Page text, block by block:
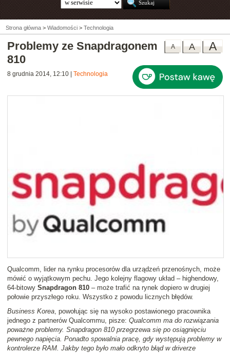
Strona główna > Wiadomości > Technologia
A
A
A
Problemy ze Snapdragonem
810
8 grudnia 2014, 12:10 Technologia
Qualcomm, lider na rynku procesorów dla urządzeń przenośnych, może
mówić o wyjątkowym pechu. Jego kolejny flagowy układ – highendowy,
64-bitowy Snapdragon 810 – może trafić na rynek dopiero w drugiej
połowie przyszłego roku. Wszystko z powodu licznych błędów.
Business Korea, powołując się na wysoko postawionego pracownika
jednego z partnerów Qualcommu, pisze: Qualcomm ma do rozwiązania
poważne problemy. Snapdragon 810 przegrzewa się po osiągnięciu
pewnego napięcia. Ponadto spowalnia pracę, gdy występują problemy w
kontrolerze RAM. Jakby tego było mało odkryto błąd w driverze